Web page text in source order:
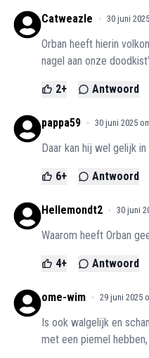
Catweazle 30 juni
Orban heeft hierin
nagel aan onze
2+ Antwoord
pappa59 30 juni 2025
Daar kan hij wel gelijk
6+ Antwoord
Hellemondt2 30 juni
Waarom heeft Orban
4+ Antwoord
ome-wim 29 juni 2025
Is ook walgelijk en
met een piemel